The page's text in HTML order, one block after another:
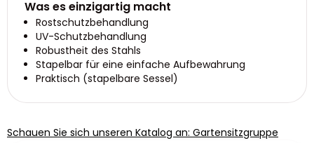
Was es einzigartig macht
Rostschutzbehandlung
UV-Schutzbehandlung
Robustheit des Stahls
Stapelbar für eine einfache Aufbewahrung
Praktisch (stapelbare Sessel)
Schauen Sie sich unseren Katalog an: Gartensitzgruppe